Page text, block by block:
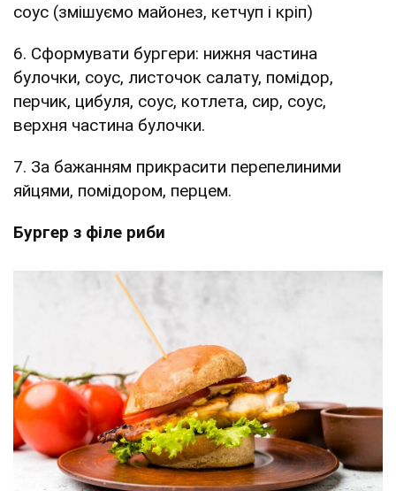
соус (змішуємо майонез, кетчуп і кріп)
6. Сформувати бургери: нижня частина
булочки, соус, листочок салату, помідор,
перчик, цибуля, соус, котлета, сир, соус,
верхня частина булочки.
7. За бажанням прикрасити перепелиними
яйцями, помідором, перцем.
Бургер з філе риби